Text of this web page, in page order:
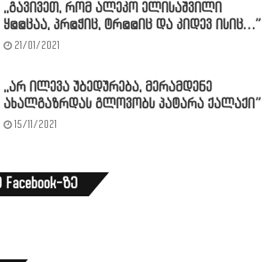
,,გავივეთ, რომ ალეკო ელისაშვილი
ყ@@ცაა, პრ@ჭიც, ტრ@@იც და კიდევ ისიც…”
21/01/2021
,,არ ილევა უბედურება, მერამდენე
ახალგაზრდას გლოვობს პატარა ქალაქი”
15/11/2021
ზე